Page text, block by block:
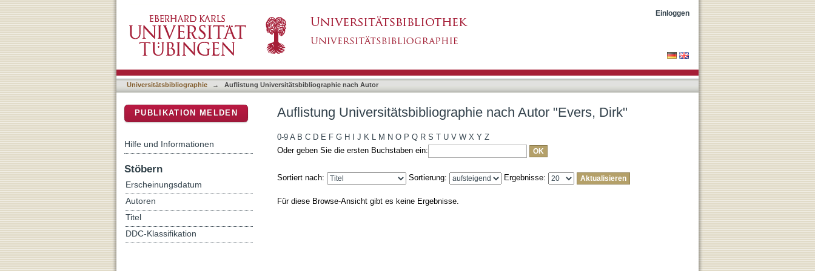
Einloggen
Universitätsbibliographie → Auflistung Universitätsbibliographie nach Autor
Auflistung Universitätsbibliographie nach Autor "Evers, Dirk"
0-9 A B C D E F G H J K L M N O P Q R S T U V W X Y Z
Oder geben Sie die ersten Buchstaben ein:
Sortiert nach: Sortierung: Ergebnisse:
Für diese Browse-Ansicht gibt es keine Ergebnisse.
PUBLIKATION MELDEN
Hilfe und Informationen
Stöbern
Erscheinungsdatum
Autoren
Titel
DDC-Klassifikation